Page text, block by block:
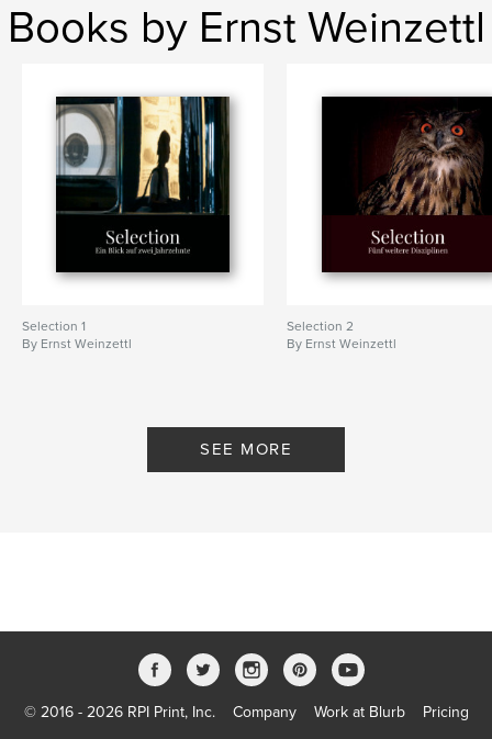
Books by Ernst Weinzettl
Selection 1
By Ernst Weinzettl
Selection 2
By Ernst Weinzettl
SEE MORE
© 2016 - 2026 RPI Print, Inc. Company Work at Blurb
Pricing